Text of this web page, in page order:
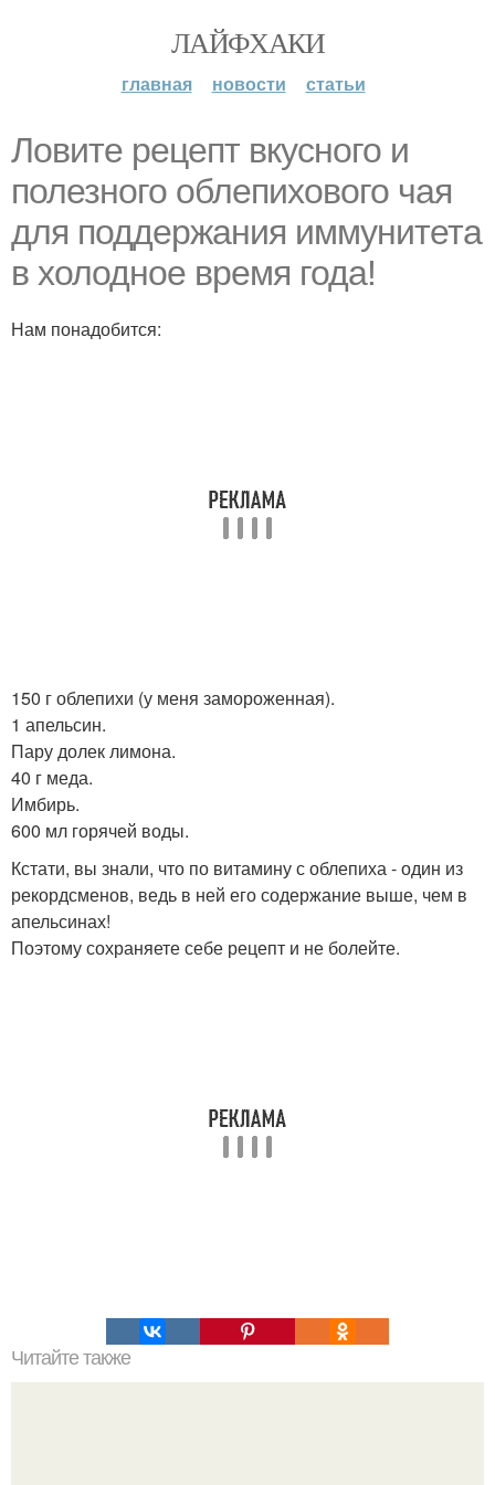
ЛАЙФХАКИ
главная новости статьи
Ловите рецепт вкусного и
полезного облепихового чая
для поддержания иммунитета
в холодное время года!
Нам понадобится:
150 г облепихи (у меня замороженная).
1 апельсин.
Пару долек лимона.
40 г меда.
Имбирь.
600 мл горячей воды.
Кстати, вы знали, что по витамину с облепиха - один из
рекордсменов, ведь в ней его содержание выше, чем в
апельсинах!
Поэтому сохраняете себе рецепт и не болейте.
Читайте также